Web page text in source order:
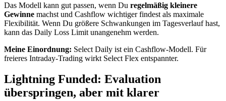
Das Modell kann gut passen, wenn Du regelmäßig kleinere
Gewinne machst und Cashflow wichtiger findest als maximale
Flexibilität. Wenn Du größere Schwankungen im Tagesverlauf hast,
kann das Daily Loss Limit unangenehm werden.
Meine Einordnung: Select Daily ist ein Cashflow-Modell. Für
freieres Intraday-Trading wirkt Select Flex entspannter.
Lightning Funded: Evaluation
überspringen, aber mit klarer